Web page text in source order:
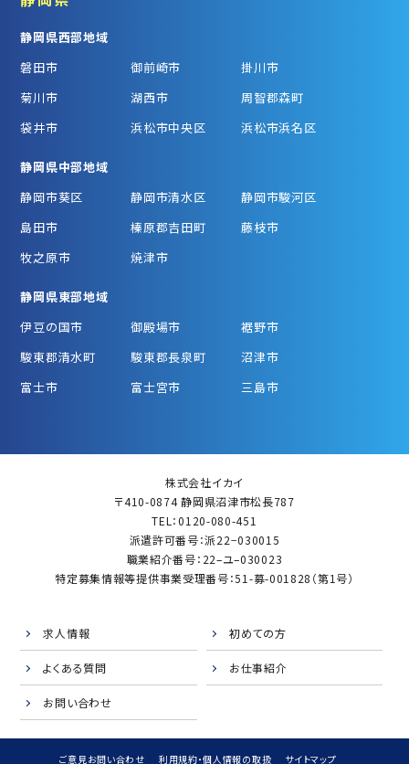
静岡県西部地域
磐田市
御前崎市
掛川市
菊川市
湖西市
周智郡森町
袋井市
浜松市中央区 浜松市浜名区
静岡県中部地域
静岡市葵区
静岡市清水区
静岡市駿河区
島田市
榛原郡吉田町
藤枝市
牧之原市
焼津市
静岡県東部地域
伊豆の国市
御殿場市
裾野市
駿東郡清水町
駿東郡長泉町
沼津市
富士市
富士宮市 三島市
株式会社イカイ
〒410-0874 静岡県沼津市松長787
TEL：0120-080-451
派遣許可番号：派22−030015
職業紹介番号：22–ユ–030023
特定募集情報等提供事業受理番号：51-募-001828（第1号）
求人情報 初めての方
よくある質問 お仕事紹介
お問い合わせ
ご意見お問い合わせ 利用規約・個人情報の取扱 サイトマップ